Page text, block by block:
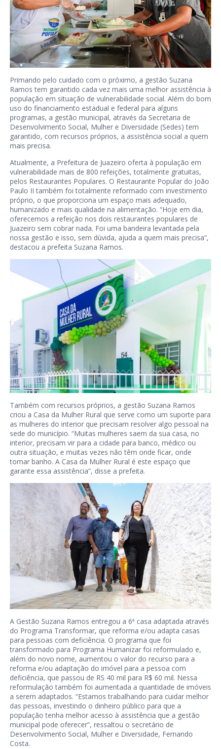
Primando pelo cuidado com o próximo, a gestão Suzana
Ramos tem garantido cada vez mais uma melhor assistência à
população em situação de vulnerabilidade social. Além do bom
uso do financiamento estadual e federal para alguns
programas, a gestão municipal, através da Secretaria de
Desenvolvimento Social, Mulher e Diversidade (Sedes) tem
garantido, com recursos próprios, a assistência social a quem
mais precisa.
Atualmente, a Prefeitura de Juazeiro oferta à população em
vulnerabilidade mais de 800 refeições, totalmente gratuitas,
pelos Restaurantes Populares. O Restaurante Popular do João
Paulo II também foi totalmente reformado com investimento
próprio, o que proporciona um espaço mais adequado,
humanizado e mais qualidade na alimentação. “Hoje em dia,
oferecemos a refeição nos dois restaurantes populares de
Juazeiro sem cobrar nada. Foi uma bandeira levantada pela
nossa gestão e isso, sem dúvida, ajuda a quem mais precisa”,
destacou a prefeita Suzana Ramos.
Também com recursos próprios, a gestão Suzana Ramos
criou a Casa da Mulher Rural que serve como um suporte para
as mulheres do interior que precisam resolver algo pessoal na
sede do município. “Muitas mulheres saem da sua casa, no
interior, precisam vir para a cidade para banco, médico ou
outra situação, e muitas vezes não têm onde ficar, onde
tomar banho. A Casa da Mulher Rural é este espaço que
garante essa assistência”, disse a prefeita.
A Gestão Suzana Ramos entregou a 6ª casa adaptada através
do Programa Transformar, que reforma e/ou adapta casas
para pessoas com deficiência. O programa que foi
transformado para Programa Humanizar foi reformulado e,
além do novo nome, aumentou o valor do recurso para a
reforma e/ou adaptação do imóvel para a pessoa com
deficiência, que passou de RS 40 mil para R$ 60 mil. Nessa
reformulação também foi aumentada a quantidade de imóveis
a serem adaptados. “Estamos trabalhando para cuidar melhor
das pessoas, investindo o dinheiro público para que a
população tenha melhor acesso à assistência que a gestão
municipal pode oferecer”, ressaltou o secretário de
Desenvolvimento Social, Mulher e Diversidade, Fernando
Costa.